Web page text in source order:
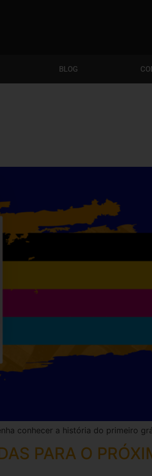
BLOG
conhecer a história do primeiro
PARA O